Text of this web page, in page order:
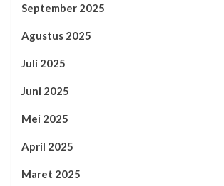
September 2025
Agustus 2025
Juli 2025
Juni 2025
Mei 2025
April 2025
Maret 2025